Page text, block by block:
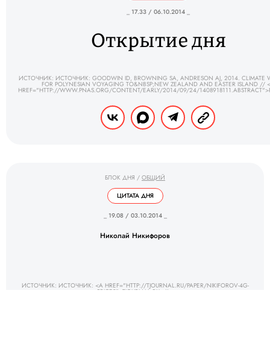
_ 17.33 / 06.10.2014 _
Открытие дня
ИСТОЧНИК: ИСТОЧНИК: GOODWIN ID, BROWNING SA, ANDRESON AJ, 2014. CLIMATE
FOR POLYNESIAN VOYAGING TO&NBSP;NEW ZEALAND AND EASTER ISLAND //
HREF="HTTP://WWW.PNAS.ORG/CONTENT/EARLY/2014/09/24/
БЛОК ДНЯ / ОБЩИЙ
ЦИТАТА ДНЯ
_ 19.08 / 03.10.2014 _
Николай Никифоров
ИСТОЧНИК: ИСТОЧНИК: <A HREF="HTTP://TJOURNAL.RU/PAPER/NIKIFOROV-4G-
PRICES">TJOURNAL.RU</A>